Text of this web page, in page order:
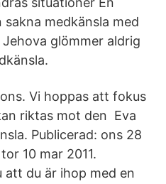
medkänsla med
glömmer aldrig
Vi hoppas att fokus
riktas mot den Eva
Publicerad: ons 28
10 mar 2011.
att du är ihop med en